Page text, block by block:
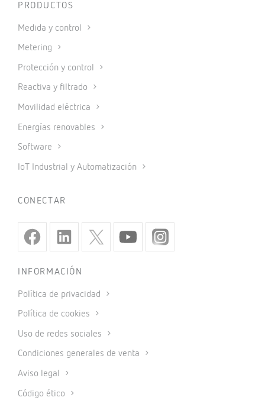
PRODUCTOS
Medida y control
Metering
Protección y control
Reactiva y filtrado
Movilidad eléctrica
Energías renovables
Software
IoT Industrial y Automatización
CONECTAR
INFORMACIÓN
Política de privacidad
Política de cookies
Uso de redes sociales
Condiciones generales de venta
Aviso legal
Código ético